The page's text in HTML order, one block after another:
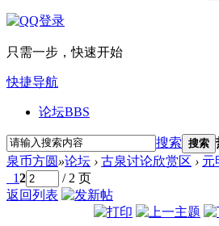
只需一步，快速开始
快捷导航
论坛BBS
搜索 搜索
泉币方圆 »论坛 › 古泉讨论欣赏区 › 元
12
/ 2 页
返回列表